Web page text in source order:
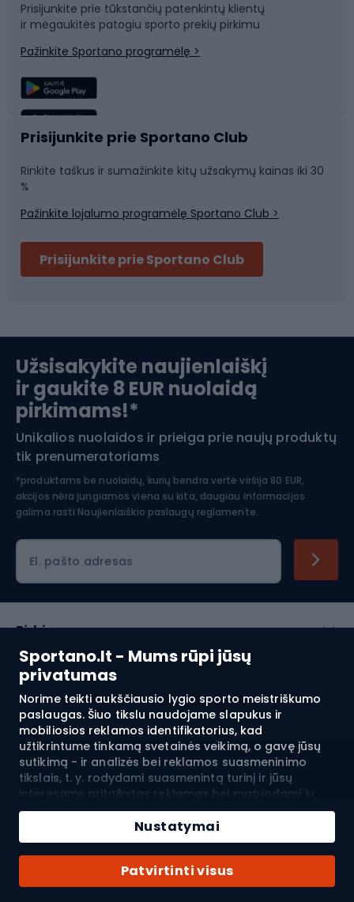
Sportano.lt - Mums rūpi jūsų
privatumas
Norime teikti aukščiausio lygio sporto meistriškumo
paslaugas. Šiuo tikslu naudojame slapukus ir
mobiliosios reklamos identifikatorius, kad
užtikrintume tinkamą svetainės veikimą, o gavę jūsų
sutikimą - ir analizės bei reklamos suasmeninimo
tikslais, t. y. rodydami suasmenintą turinį ir jūsų
interesams pritaikytas reklamas bei matuodami jų
efektyvumą. Slapukai ir mobiliosios reklamos
identifikatoriai gali būti naudojami tiek suasmenintai,
tiek neasmeninei reklamai - priklausomai nuo jūsų
pateiktų sutikimų. Jei spustelėsite „Priimti viską“,
sutinkate, kad SPORTANO.COM Sp. z o.o. ir jos patikimi
partneriai tvarkytų jūsų asmens duomenis, įskaitant
Patvirtinti visus
Nustatymai
Laipiojimas
Žvejyba
Sportinė medicina
Snieglenčių sportas
Plaukimas
Komandinis sportas
Slidinėjimas
Apranga žiemos sportui
Šiaurietiškas ėjimas
Prisijunkite prie tūkstančių patenkintų klientų
ir mėgaukitės patogiu sporto prekių pirkimu
Pažinkite Sportano programėlę >
Prisijunkite prie Sportano Club
Rinkite taškus ir sumažinkite kitų užsakymų kainas iki 30
%
Pažinkite lojalumo programėlę Sportano Club >
Prisijunkite prie Sportano Club
Užsisakykite naujienlaiškį
ir gaukite 8 EUR nuolaidą
pirkimams!*
Unikalios nuolaidos ir prieiga prie naujų produktų
tik prenumeratoriams
*produktams be nuolaidų, kurių bendra vertė viršija 80 EUR,
akcijos nėra jungiamos viena su kita, daugiau informacijos
galima rasti Naujienlaiškio paslaugų reglamente.
El. pašto adresas
Pirkimas
Klientų aptarnavimas
Reglamentai
Apie mus
© 2026 Sportano